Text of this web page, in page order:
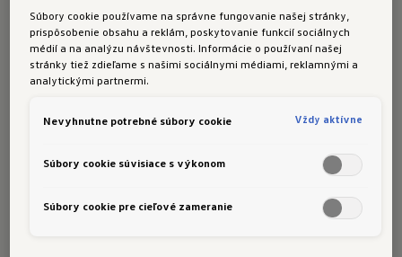
Prahové lišty dverí a
pedále z ušľachtilej ocele
T-Cross R-Line má mimoriadne športový vzhľad:
pedálov sú vyrobené zbrúsenej ušľachtilej
Súbory cookie používame na správne fungovanie našej stránky,
prispôsobenie obsahu a reklám, poskytovanie funkcií sociálnych
médií a na analýzu návštevnosti. Informácie o používaní našej
stránky tiež zdieľame s našimi sociálnymi médiami, reklamnými a
analytickými partnermi.
Nevyhnutne potrebné súbory cookie Vždy aktívne
Súbory cookie súvisiace s výkonom
Súbory cookie pre cieľové zameranie